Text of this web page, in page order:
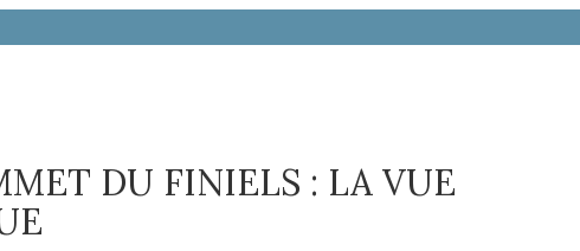
DU FINIELS : LA VUE